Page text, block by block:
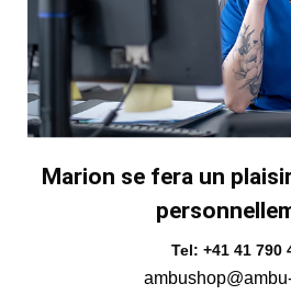
Marion se fera un
Tel: +41 41 790